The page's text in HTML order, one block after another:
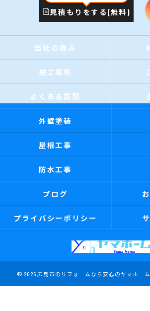
見積もりをする(無料)
当社の強み
施工事例
よくある質問
外壁塗装
屋根工事
防水工事
ブログ
プライバシーポリシー
© 2026 広島市のリフォームなら安心のヤマホーム